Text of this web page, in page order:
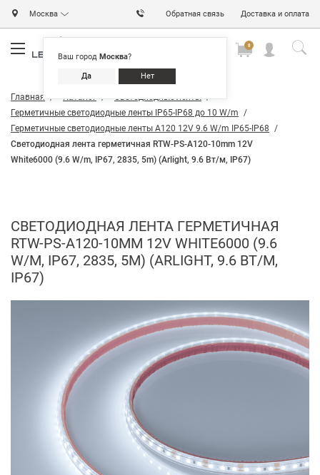
Москва
Ваш город Москва?
Да Нет
Обратная связь Доставка и оплата
0
Главная Каталог
Светодиодные ленты
Герметичные светодиодные ленты IP65-IP68 до 10 W/m
Герметичные светодиодные ленты A120 12V 9.6 W/m IP65-IP68
Светодиодная лента герметичная RTW-PS-A120-10mm 12V
White6000 (9.6 W/m, IP67, 2835, 5m) (Arlight, 9.6 Вт/м, IP67)
СВЕТОДИОДНАЯ ЛЕНТА ГЕРМЕТИЧНАЯ
RTW-PS-A120-10MM 12V WHITE6000 (9.6
W/M, IP67, 2835, 5M) (ARLIGHT, 9.6 ВТ/М,
IP67)